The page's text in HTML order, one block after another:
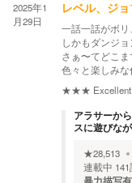
2025年1
月29日
レベル、ジ
一話一話がボリ
しかもダンジ
さぁ〜てどこ
色々と楽しみ
★★★
アラサーか
スに遊びな
★28,513
連載中 141